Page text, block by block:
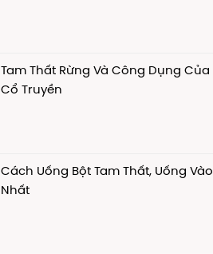
Tam Thất Rừng Và Công Dụng Của
Cổ Truyền
Cách Uống Bột Tam Thất, Uống
Nhất